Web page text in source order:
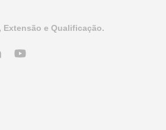
Extensão e Qualificação.